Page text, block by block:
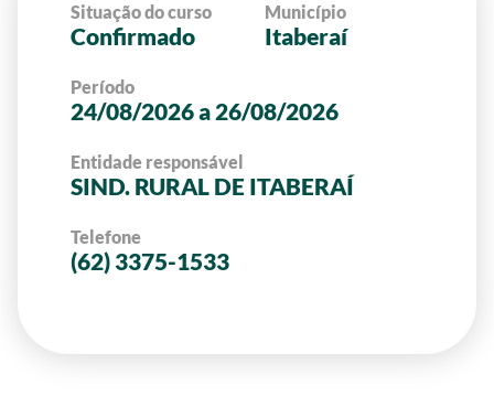
Situação do curso
Confirmado
Município
Itaberaí
Período
24/08/2026 a 26/08/2026
Entidade responsável
SIND. RURAL DE ITABERAÍ
Telefone
(62) 3375-1533